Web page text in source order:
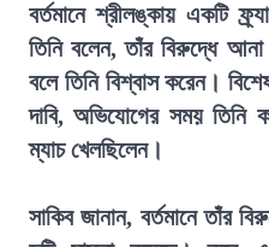
বর্তমানে শ্রীলঙ্কায় একটি
তিনি বলেন, তাঁর বিরুদ্ধে
বলে তিনি বিশ্বাস করেন।
দাবি, অভিযোগের সময় তিনি
ম্যাচ খেলছিলেন।
সাকিব জানান, বর্তমানে তাঁর